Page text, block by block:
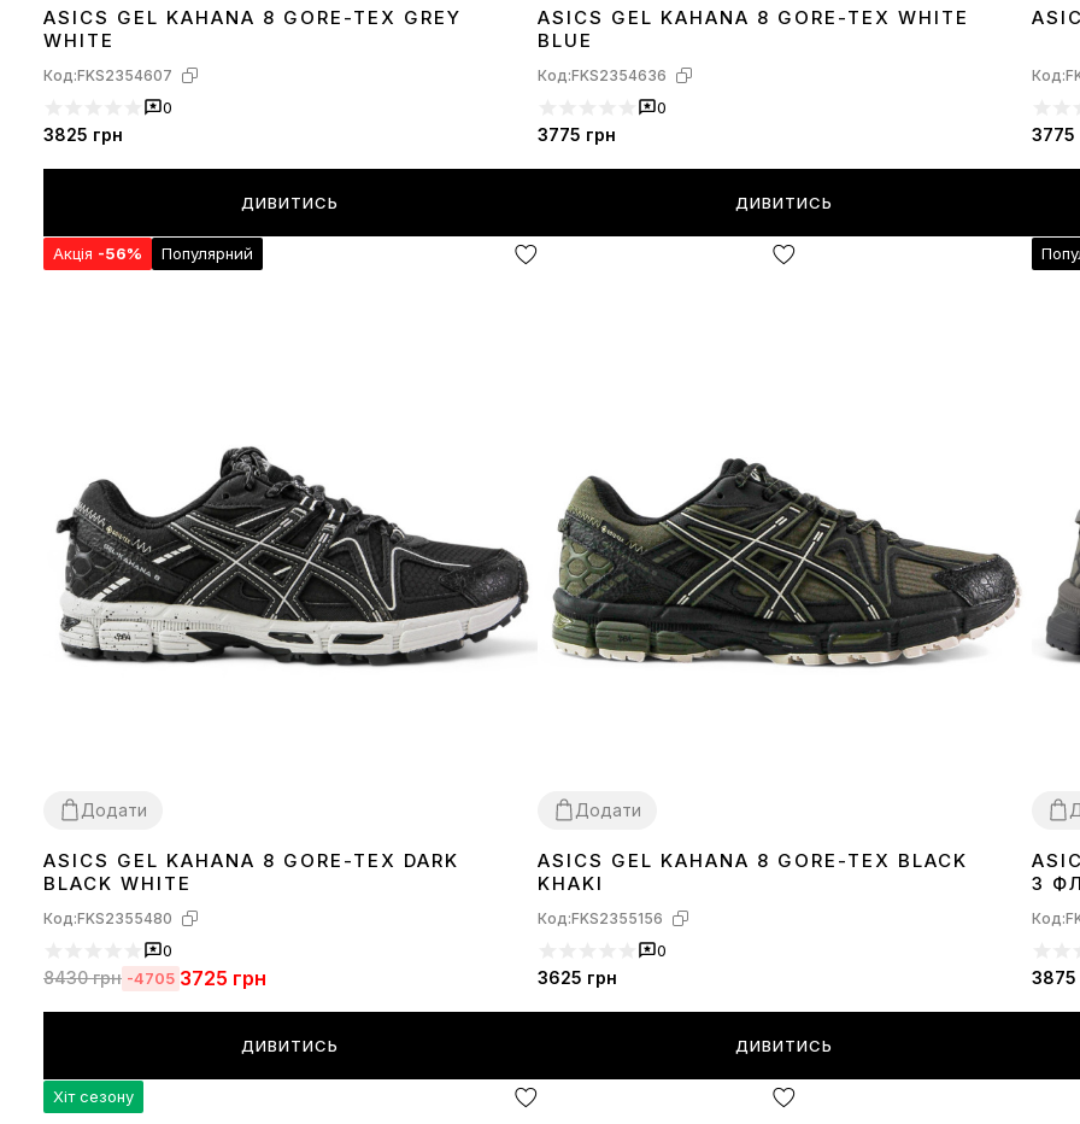
36 37383940 4143 4445
ASICS GEL KAHANA 8 GORE-TEX GREY
WHITE
Код:FKS2354607
0
3825 грн
ДИВИТИСЬ
36 37383940 4142 4344
ASICS GEL KAHANA 8 GORE-TEX WHITE
BLUE
Код:FKS2354636
0
3775 грн
ДИВИТИСЬ
41
Код:
3775
Акція -56% Популярний
Додати
41
ASICS GEL KAHANA 8 GORE-TEX DARK
BLACK WHITE
Код:FKS2355480
0
8430грн -4705 3725 грн
ДИВИТИСЬ
Додати
41
ASICS GEL KAHANA 8 GORE-TEX BLACK
KHAKI
Код:FKS2355156
0
3625 грн
ДИВИТИСЬ
36
З
Код:
3875
Хіт сезону